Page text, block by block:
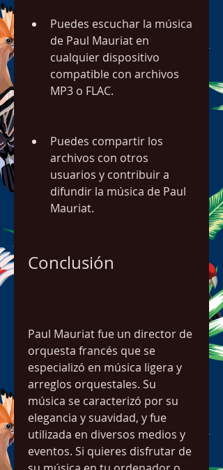
Puedes escuchar la música
de Paul Mauriat en
cualquier dispositivo
compatible con archivos
MP3 o FLAC.
Puedes compartir los
archivos con otros
usuarios y contribuir a
difundir la música de Paul
Mauriat.
Conclusión
Paul Mauriat fue un director de
orquesta francés que se
especializó en música ligera y
arreglos orquestales. Su
música se caracterizó por su
elegancia y suavidad, y fue
utilizada en diversos medios y
eventos. Si quieres disfrutar de